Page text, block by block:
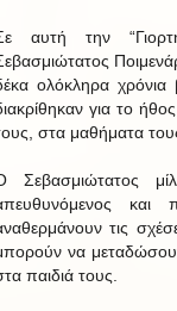
αυτή την
ολόκληρα χρόνια
για το
στα μαθήματα
Σεβασμιώτατος
και
τις
να
παιδιά τους.